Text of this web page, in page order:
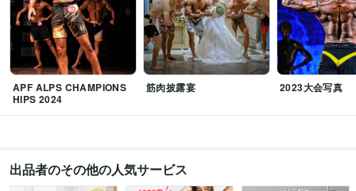
APF ALPS CHAMPIONS
HIPS 2024
筋肉披露宴 2023大会写真
出品者のその他の人気サービス